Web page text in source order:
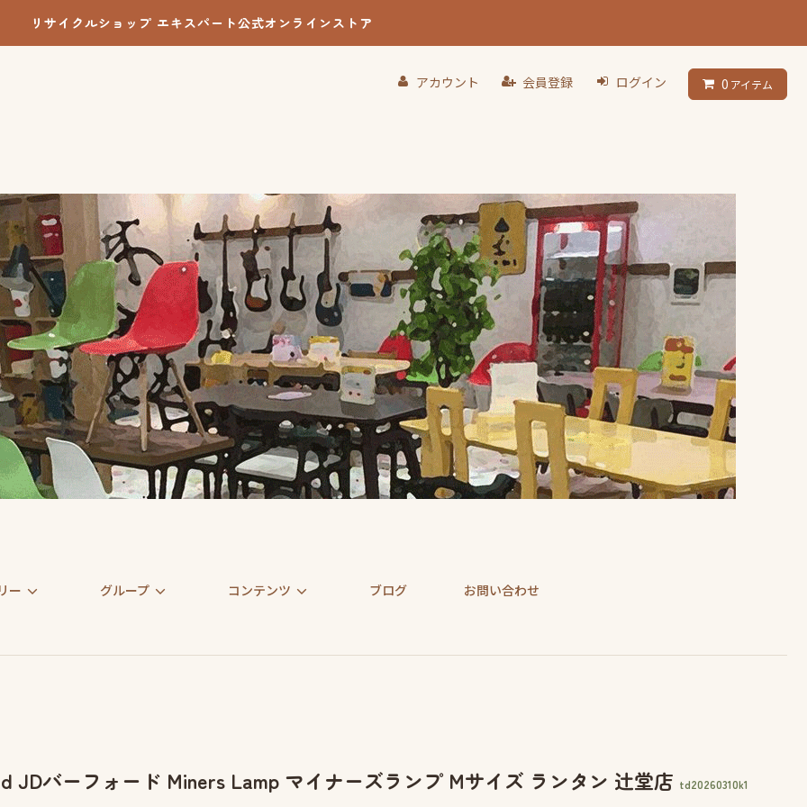
リサイクルショップ エキスパート公式オンラインストア
アカウント 会員登録 ログイン 0 アイテム
ー グループ コンテンツ ブログ お問い合わせ
JDバーフォード Miners Lamp マイナーズランプ Mサイズ ランタン 辻堂店 td20260310k1